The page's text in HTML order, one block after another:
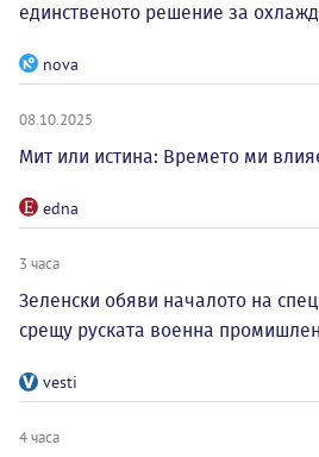
единственото решение за
nova
08.10.2025
Мит или истина: Времето ми
edna
3 часа
Зеленски обяви началото на
срещу руската военна
vesti
4 часа